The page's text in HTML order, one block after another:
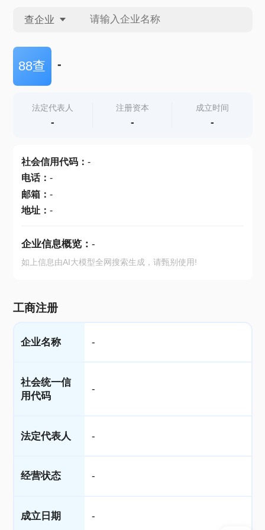
查企业
查企业
查产地
88查 -
法定代表人
-
注册资本
-
成立时间
-
社会信用代码： -
电话： -
邮箱： -
地址： -
企业信息概览： -
如上信息由AI大模型全网搜索生成，请甄别使用!
工商注册
企业名称 -
社会统一信
用代码
-
法定代表人 -
经营状态 -
成立日期 -